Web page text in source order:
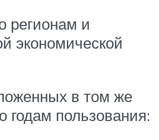
регионам и
экономической
в том же
пользования: